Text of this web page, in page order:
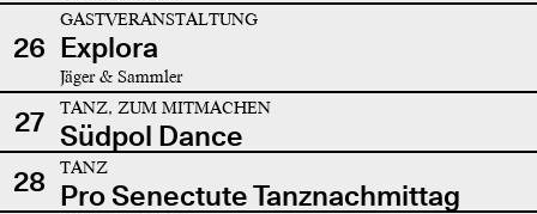
26
GASTVERANSTALTUNG
Explora
Jäger & Sammler
27 TANZ, ZUM MITMACHEN
Südpol Dance
28
TANZ
Pro Senectute Tanznachmittag